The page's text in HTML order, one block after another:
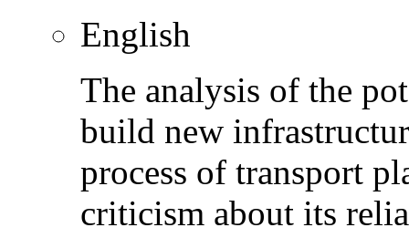
English
The analysis of the
build new
process of transport
criticism about its